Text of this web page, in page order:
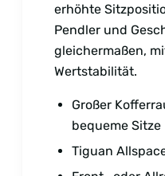
erhöhte
Pendler und
gleichermaßen,
Wertstabilität.
Großer
bequeme Sitze
Tiguan